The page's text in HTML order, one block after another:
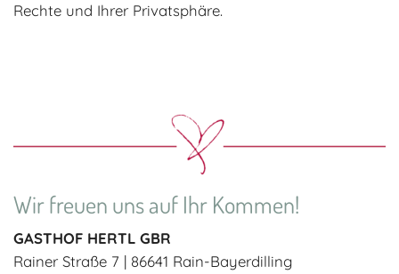
Rechte und Ihrer Privatsphäre.
Wir freuen uns auf Ihr Kommen!
GASTHOF HERTL GBR
Rainer Straße 7 | 86641 Rain-Bayerdilling